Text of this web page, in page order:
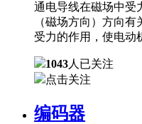
通电导线在磁场中受
（磁场方向）方向
受力的作用，使电动
1043人已关注
点击关注
编码器